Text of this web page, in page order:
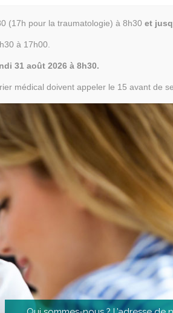
RECHERCHER
ESPACE VISITEUR
(17h pour la traumatologie) à 8h30 et
à 17h00.
31 août 2026 à 8h30.
médical doivent appeler le 15 avant de